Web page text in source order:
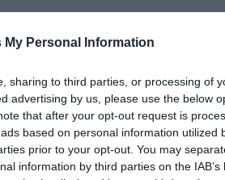
My Personal Information
sharing to third parties, or processing of
advertising by us, please use the below
that after your opt-out request is
based on personal information utilized
prior to your opt-out. You may
information by third parties on the IAB’s